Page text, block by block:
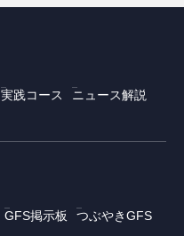
実践コース
ニュース解説
GFS掲示板 つぶやきGFS